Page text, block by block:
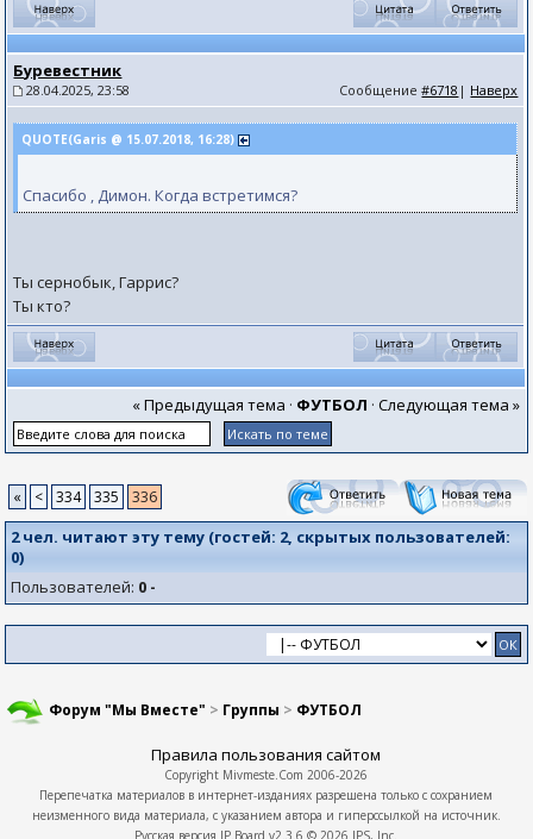
Буревестник
28.04.2025, 23:58 Сообщение#6718 | Наверх
QUOTE(Garis @ 15.07.2018, 16:28)
Спасибо , Димон. Когда встретимся?
Ты сернобык, Гаррис?
Ты кто?
« Предыдущая тема · ФУТБОЛ · Следующая тема »
« < 334 335 336
2 чел. читают эту тему (гостей: 2, скрытых пользователей:
0)
Пользователей: 0 -
Форум "Мы Вместе" > Группы > ФУТБОЛ
Правила пользования сайтом
Copyright Mivmeste.Com 2006-2026
Перепечатка материалов в интернет-изданиях разрешена только с сохранием
неизменного вида материала, с указанием автора и гиперссылкой на источник.
Русская версия IP.Board v2.3.6 © 2026 IPS, Inc.